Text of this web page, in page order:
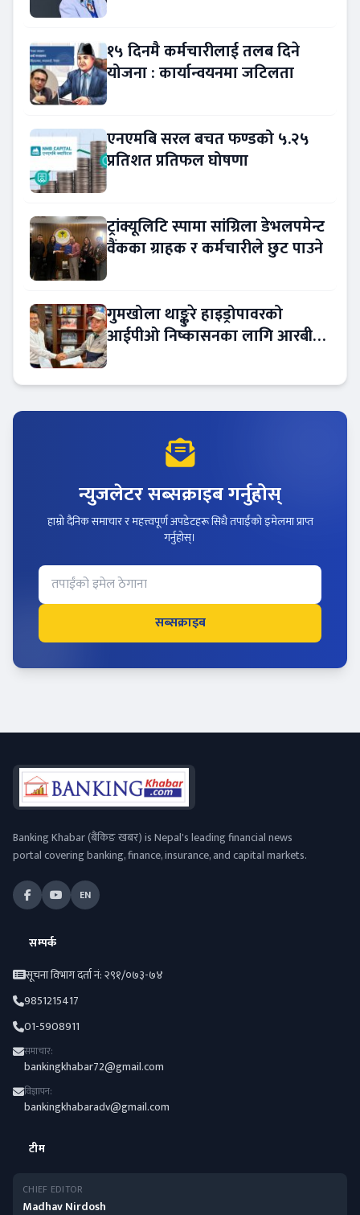
१५ दिनमै कर्मचारीलाई तलब दिने
योजना : कार्यान्वयनमा जटिलता
एनएमबि सरल बचत फण्डको ५.२५
प्रतिशत प्रतिफल घोषणा
ट्रांक्यूलिटि स्पामा सांग्रिला डेभलपमेन्ट
वैंकका ग्राहक र कर्मचारीले छुट पाउने
गुमखोला थाङ्कुरे हाइड्रोपावरको
आईपीओ निष्कासनका लागि आरबीबी
न्युजलेटर सब्सक्राइब गर्नुहोस्
हाम्रो दैनिक समाचार र महत्त्वपूर्ण अपडेटहरू सिधै तपाईंको इमेलमा प्राप्त
गर्नुहोस्।
सब्सक्राइब
Banking Khabar (बैंकिङ खबर) is Nepal's leading financial news
portal covering banking, finance, insurance, and capital markets.
EN
सम्पर्क
सूचना विभाग दर्ता नं: २९१/०७३-७४
9851215417
01-5908911
समाचार:
bankingkhabar72@gmail.com
विज्ञापन:
bankingkhabaradv@gmail.com
टीम
CHIEF EDITOR
Madhav Nirdosh